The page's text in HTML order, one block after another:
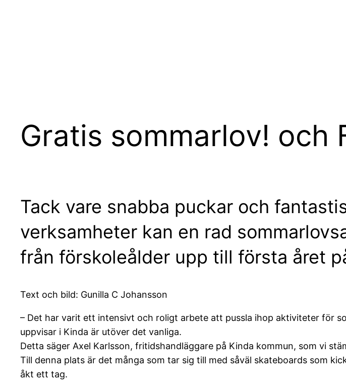
Gratis sommarlov! och
Tack vare snabba puckar och
verksamheter kan en rad
från förskoleålder upp till första året
Text och bild: Gunilla C Johansson
– Det har varit ett intensivt och roligt arbete att pussla ihop aktiviteter för
uppvisar i Kinda är utöver det vanliga.
Detta säger Axel Karlsson, fritidshandläggare på Kinda kommun, som vi
Till denna plats är det många som tar sig till med såväl skateboards som
åkt ett tag.